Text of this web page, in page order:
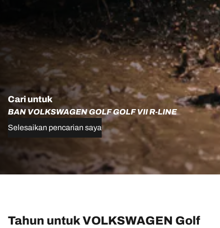
Cari untuk
BAN VOLKSWAGEN GOLF GOLF VII R-LINE
Selesaikan pencarian saya
Tahun untuk VOLKSWAGEN Golf